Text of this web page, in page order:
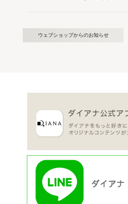
ウェブショップからのお知らせ